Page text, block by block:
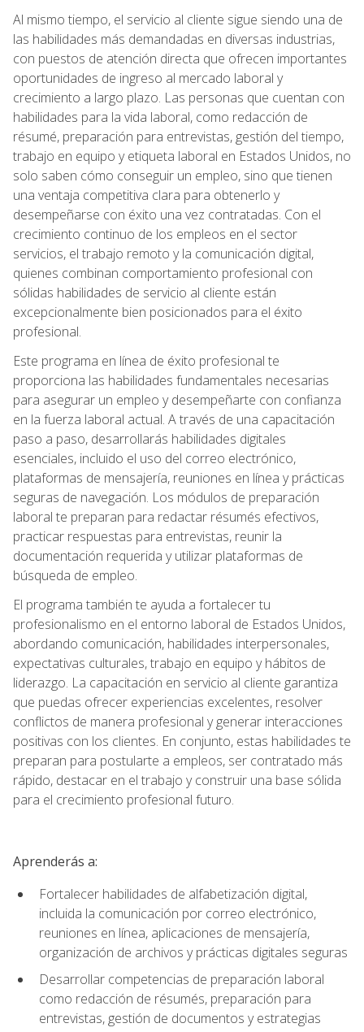
Al mismo tiempo, el servicio al cliente sigue siendo una de
las habilidades más demandadas en diversas industrias,
con puestos de atención directa que ofrecen importantes
oportunidades de ingreso al mercado laboral y
crecimiento a largo plazo. Las personas que cuentan con
habilidades para la vida laboral, como redacción de
résumé, preparación para entrevistas, gestión del tiempo,
trabajo en equipo y etiqueta laboral en Estados Unidos, no
solo saben cómo conseguir un empleo, sino que tienen
una ventaja competitiva clara para obtenerlo y
desempeñarse con éxito una vez contratadas. Con el
crecimiento continuo de los empleos en el sector
servicios, el trabajo remoto y la comunicación digital,
quienes combinan comportamiento profesional con
sólidas habilidades de servicio al cliente están
excepcionalmente bien posicionados para el éxito
profesional.
Este programa en línea de éxito profesional te
proporciona las habilidades fundamentales necesarias
para asegurar un empleo y desempeñarte con confianza
en la fuerza laboral actual. A través de una capacitación
paso a paso, desarrollarás habilidades digitales
esenciales, incluido el uso del correo electrónico,
plataformas de mensajería, reuniones en línea y prácticas
seguras de navegación. Los módulos de preparación
laboral te preparan para redactar résumés efectivos,
practicar respuestas para entrevistas, reunir la
documentación requerida y utilizar plataformas de
búsqueda de empleo.
El programa también te ayuda a fortalecer tu
profesionalismo en el entorno laboral de Estados Unidos,
abordando comunicación, habilidades interpersonales,
expectativas culturales, trabajo en equipo y hábitos de
liderazgo. La capacitación en servicio al cliente garantiza
que puedas ofrecer experiencias excelentes, resolver
conflictos de manera profesional y generar interacciones
positivas con los clientes. En conjunto, estas habilidades te
preparan para postularte a empleos, ser contratado más
rápido, destacar en el trabajo y construir una base sólida
para el crecimiento profesional futuro.
Aprenderás a:
Fortalecer habilidades de alfabetización digital,
incluida la comunicación por correo electrónico,
reuniones en línea, aplicaciones de mensajería,
organización de archivos y prácticas digitales seguras
Desarrollar competencias de preparación laboral
como redacción de résumés, preparación para
entrevistas, gestión de documentos y estrategias